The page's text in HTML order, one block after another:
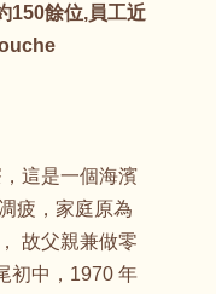
150餘位,員工近
這是一個海濱
疲，家庭原為
故父親兼做零
初中，1970 年